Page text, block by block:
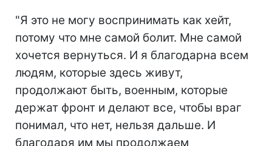
"Я это не могу воспринимать как хейт,
потому что мне самой болит. Мне самой
хочется вернуться. И я благодарна всем
людям, которые здесь живут,
продолжают быть, военным, которые
держат фронт и делают все, чтобы враг
понимал, что нет, нельзя дальше. И
благодаря им мы продолжаем